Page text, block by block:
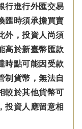
行進行外匯交易
匯時須承擔買賣
外，投資人尚須
高於新臺幣匯款
時點可能因受款
制貨幣，無法自
較於其他貨幣可
投資人應留意相